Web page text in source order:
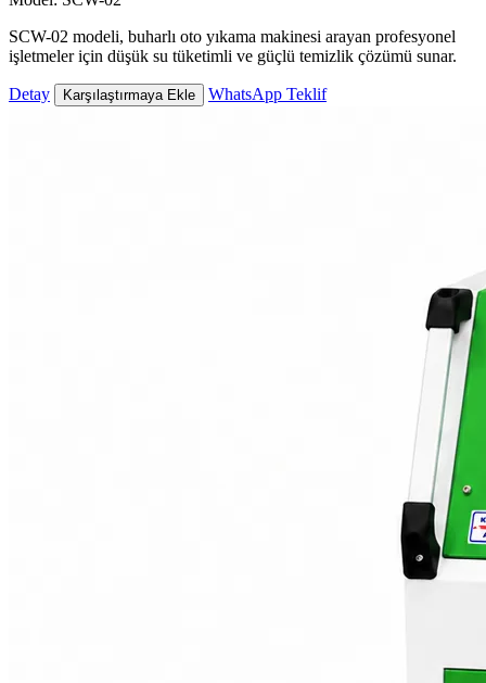
SCW-02 modeli, buharlı oto yıkama makinesi arayan profesyonel
işletmeler için düşük su tüketimli ve güçlü temizlik çözümü sunar.
Detay Karşılaştırmaya Ekle WhatsApp Teklif